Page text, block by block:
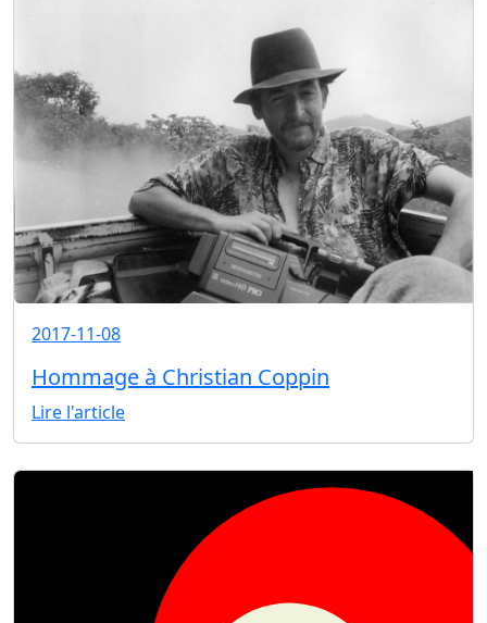
2017-11-08
Hommage à Christian Coppin
Lire l'article